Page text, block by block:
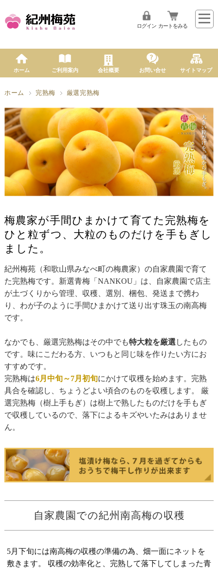
ログイン カートをみる
ホーム ご利用案内 会社概要 お問い合せ サイトマップ
ホーム 完熟梅 厳選完熟梅
梅農家が手間ひまかけて育てた完熟梅を
ひと粒ずつ、大粒のものだけを手もぎし
ました。
紀州梅苑（和歌山県みなべ町の梅農家）の自家農園で育て
た完熟梅です。新選青梅「NANKOU」は、自家農園で店主
が土づくりから管理、収穫、選別、梱包、発送まで携わ
り、わが子のように手間ひまかけて送り出す珠玉の南高梅
です。
なかでも、厳選完熟梅はその中でも特大粒を厳選 したもの
です。味にこだわる方、いつもと同じ味を作りたい方にお
すすめです。
完熟梅は6月中旬～7月初旬にかけて収穫を始めます。完熟
具合を確認し、ちょうどよい頃合のものを収穫します。 厳
選完熟梅（樹上手もぎ）は樹上で熟したものだけを手もぎ
で収穫しているので、落下によるキズやいたみはありませ
ん。
自家農園での紀州南高梅の収穫
5月下旬には南高梅の収穫の準備の為、畑一面にネットを
敷きます。 収穫の効率化と、完熟して落下してしまった青